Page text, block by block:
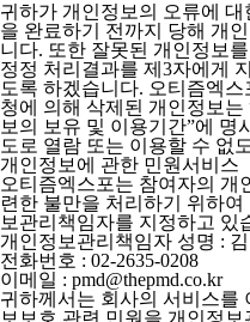
귀하가 개인정보의 오류에
을 완료하기 전까지 당해 개
니다. 또한 잘못된 개인정보
정정 처리결과를 제3자에게
도록 하겠습니다. 오티즘엑
청에 의해 삭제된 개인정보
보의 보유 및 이용기간”에 명
도로 열람 또는 이용할 수 없
개인정보에 관한 민원서비스
오티즘엑스포는 참여자의 개
련한 불만을 처리하기 위하
보관리책임자를 지정하고 있
개인정보관리책임자 성명 :
전화번호 : 02-2635-0208
이메일 : pmd@thepmd.co.kr
귀하께서는 회사의 서비스를
보보호 관련 민원을 개인정